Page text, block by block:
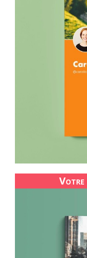
Votre